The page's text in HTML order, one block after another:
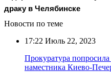
драку в Челябинске
Новости по теме
17:22 Июль 22, 2023
Прокуратура
наместника Киево-